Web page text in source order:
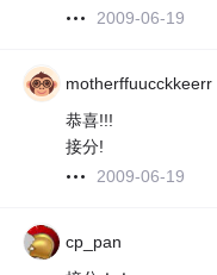
2009-06-19
motherffuucckkeerr
恭喜!!!
接分!
2009-06-19
cp_pan